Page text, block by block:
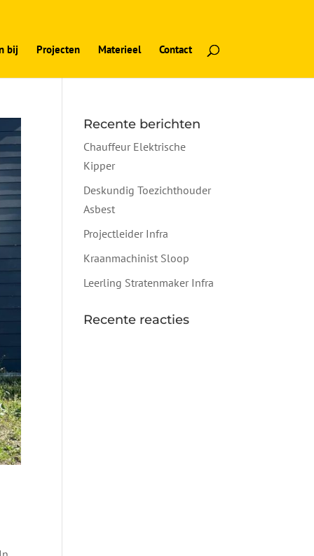
bij Projecten Materieel Contact
Recente berichten
Chauffeur Elektrische
Kipper
Deskundig Toezichthouder
Asbest
Projectleider Infra
Kraanmachinist Sloop
Leerling Stratenmaker Infra
Recente reacties